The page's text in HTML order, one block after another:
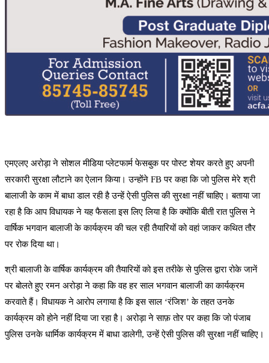
एमएलए अरोड़ा ने सोशल मीडिया प्लेटफार्म फेसबुक पर पोस्ट शेयर करते हुए अपनी
सरकारी सुरक्षा लौटाने का ऐलान किया। उन्होंने FB पर कहा कि जो पुलिस मेरे श्री
बालाजी के काम में बाधा डाल रही है उन्हें ऐसी पुलिस की सुरक्षा नहीं चाहिए। बताया जा
रहा है कि आप विधायक ने यह फैसला इस लिए लिया है कि क्योंकि बीती रात पुलिस ने
वार्षिक भगवान बालाजी के कार्यक्रम की चल रही तैयारियों को वहां जाकर कथित तौर
पर रोक दिया था।
श्री बालाजी के वार्षिक कार्यक्रम की तैयारियों को इस तरीके से पुलिस द्वारा रोके जानें
पर बोलते हुए रमन अरोड़ा ने कहा कि वह हर साल भगवान बालाजी का कार्यक्रम
करवाते हैं। विधायक ने आरोप लगाया है कि इस साल ‘रंजिश’ के तहत उनके
कार्यक्रम को होने नहीं दिया जा रहा है। अरोड़ा ने साफ़ तोर पर कहा कि जो पंजाब
पुलिस उनके धार्मिक कार्यक्रम में बाधा डालेगी, उन्हें ऐसी पुलिस की सुरक्षा नहीं चाहिए।